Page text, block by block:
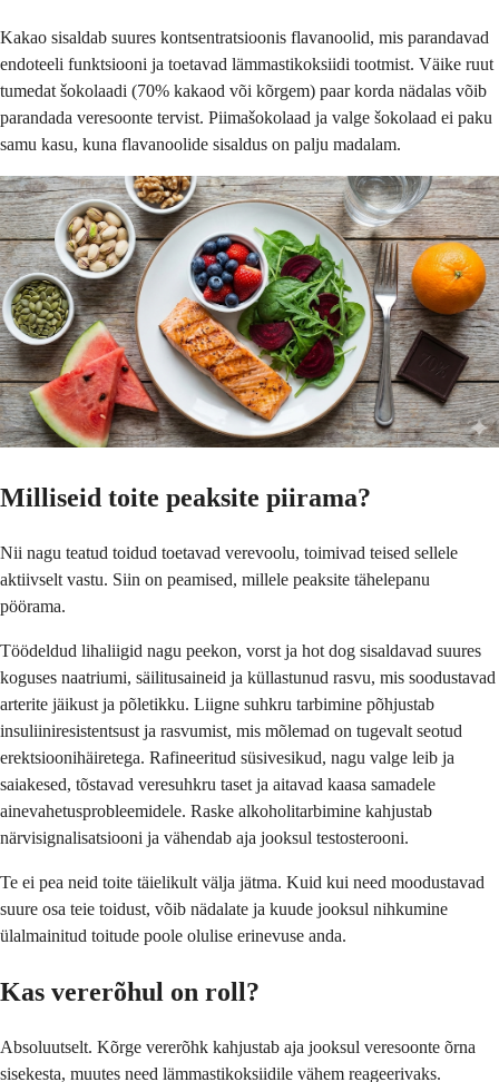
Kakao sisaldab suures kontsentratsioonis flavanoolid, mis parandavad
endoteeli funktsiooni ja toetavad lämmastikoksiidi tootmist. Väike ruut
tumedat šokolaadi (70% kakaod või kõrgem) paar korda nädalas võib
parandada veresoonte tervist. Piimašokolaad ja valge šokolaad ei paku
samu kasu, kuna flavanoolide sisaldus on palju madalam.
Milliseid toite peaksite piirama?
Nii nagu teatud toidud toetavad verevoolu, toimivad teised sellele
aktiivselt vastu. Siin on peamised, millele peaksite tähelepanu
pöörama.
Töödeldud lihaliigid nagu peekon, vorst ja hot dog sisaldavad suures
koguses naatriumi, säilitusaineid ja küllastunud rasvu, mis soodustavad
arterite jäikust ja põletikku. Liigne suhkru tarbimine põhjustab
insuliiniresistentsust ja rasvumist, mis mõlemad on tugevalt seotud
erektsioonihäiretega. Rafineeritud süsivesikud, nagu valge leib ja
saiakesed, tõstavad veresuhkru taset ja aitavad kaasa samadele
ainevahetusprobleemidele. Raske alkoholitarbimine kahjustab
närvisignalisatsiooni ja vähendab aja jooksul testosterooni.
Te ei pea neid toite täielikult välja jätma. Kuid kui need moodustavad
suure osa teie toidust, võib nädalate ja kuude jooksul nihkumine
ülalmainitud toitude poole olulise erinevuse anda.
Kas vererõhul on roll?
Absoluutselt. Kõrge vererõhk kahjustab aja jooksul veresoonte õrna
sisekesta, muutes need lämmastikoksiidile vähem reageerivaks.